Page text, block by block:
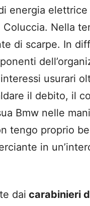
energia elettrice
Nella
di scarpe. In
usurari
il debito, il
Bmw nelle
tengo proprio
in
dai carabinieri